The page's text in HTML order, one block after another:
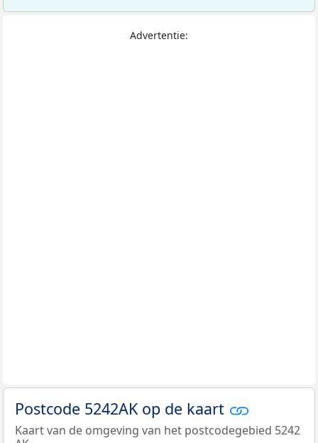
Advertentie:
Postcode 5242AK op de kaart
Kaart van de omgeving van het postcodegebied 5242